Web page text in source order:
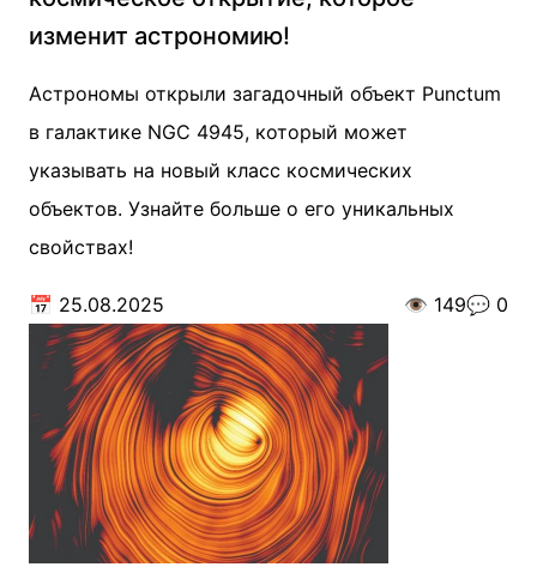
изменит астрономию!
Астрономы открыли загадочный объект Punctum
в галактике NGC 4945, который может
указывать на новый класс космических
объектов. Узнайте больше о его уникальных
свойствах!
📅 25.08.2025 👁️ 149💬 0